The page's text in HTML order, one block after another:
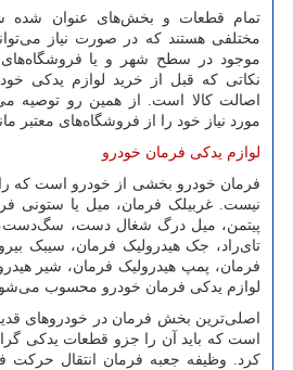
تمام قطعات و بخش‌های عنوان شده
مختلفی هستند که در صورت نیاز
موجود در سطح شهر و یا فروشگاه‌های
نکاتی که قبل از خرید لوازم یدکی
اصالت کالا است. از همین رو توصیه
مورد نیاز خود را از فروشگاه‌های معتبر
لوازم یدکی فرمان خودرو
فرمان خودرو بخشی از خودرو است که
نیست. غربیلک فرمان، میل یا ستونی
پیتمن، میل درگ شغال دست،
تای‌راد، جک هیدرولیک فرمان، سیبک
فرمان، پمپ هیدرولیک فرمان، شیر
لوازم یدکی فرمان خودرو محسوب
اصلی‌ترین بخش فرمان در خودروهای
است که باید آن را جزو قطعات یدکی
کرد. وظیفه جعبه فرمان انتقال حرکت